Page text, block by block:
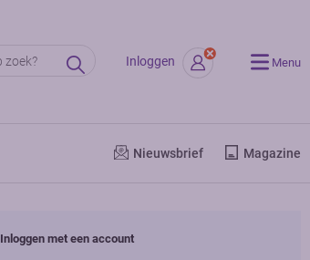
Inloggen Menu
Nieuwsbrief Magazine
Inloggen met een account